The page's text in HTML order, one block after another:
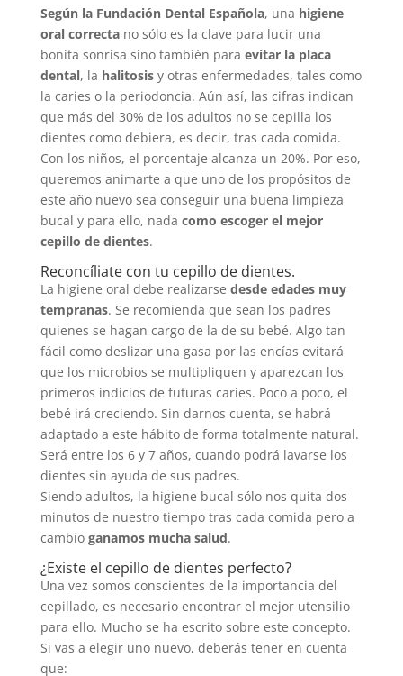
Según la Fundación Dental Española, una higiene
oral correctano sólo es la clave para lucir una
bonita sonrisa sino también para evitar la placa
dental, la halitosisy otras enfermedades, tales como
la caries o la periodoncia. Aún así, las cifras indican
que más del 30% de los adultos no se cepilla los
dientes como debiera, es decir, tras cada comida.
Con los niños, el porcentaje alcanza un 20%. Por eso,
queremos animarte a que uno de los propósitos de
este año nuevo sea conseguir una buena limpieza
bucal y para ello, nada como escoger el mejor
cepillo de dientes.
Reconcíliate con tu cepillo de dientes.
La higiene oral debe realizarse desde edades muy
tempranas. Se recomienda que sean los padres
quienes se hagan cargo de la de su bebé. Algo tan
fácil como deslizar una gasa por las encías evitará
que los microbios se multipliquen y aparezcan los
primeros indicios de futuras caries. Poco a poco, el
bebé irá creciendo. Sin darnos cuenta, se habrá
adaptado a este hábito de forma totalmente natural.
Será entre los 6 y 7 años, cuando podrá lavarse los
dientes sin ayuda de sus padres.
Siendo adultos, la higiene bucal sólo nos quita dos
minutos de nuestro tiempo tras cada comida pero a
cambio ganamos mucha salud.
¿Existe el cepillo de dientes perfecto?
Una vez somos conscientes de la importancia del
cepillado, es necesario encontrar el mejor utensilio
para ello. Mucho se ha escrito sobre este concepto.
Si vas a elegir uno nuevo, deberás tener en cuenta
que: